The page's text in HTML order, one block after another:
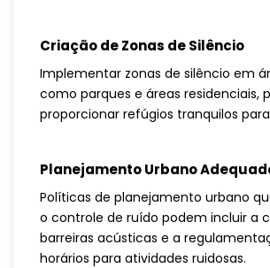
Criação de Zonas de Silêncio
Implementar zonas de silêncio em
como parques e áreas residenciais,
proporcionar refúgios tranquilos
Planejamento Urbano
Políticas de planejamento urbano
o controle de ruído podem incluir a
barreiras acústicas e a
horários para atividades ruidosas.